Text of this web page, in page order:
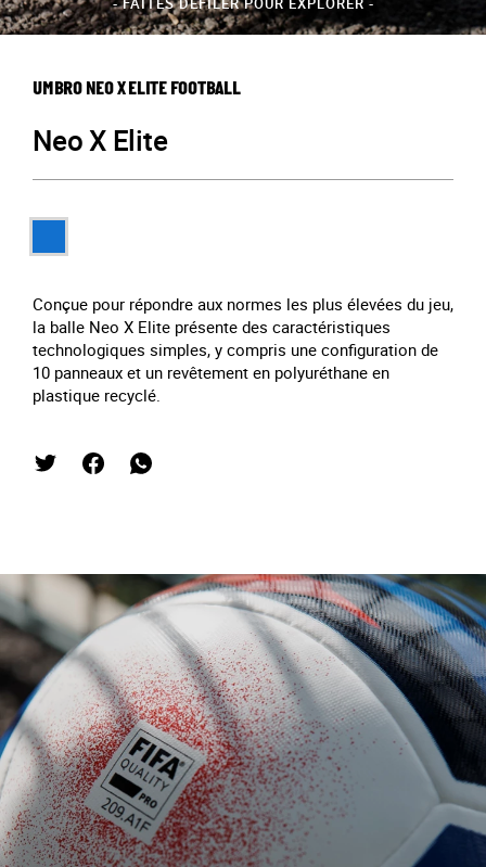
UMBRO NEO X ELITE FOOTBALL
Neo X Elite
Conçue pour répondre aux normes les plus élevées du jeu,
la balle Neo X Elite présente des caractéristiques
technologiques simples, y compris une configuration de
10 panneaux et un revêtement en polyuréthane en
plastique recyclé.